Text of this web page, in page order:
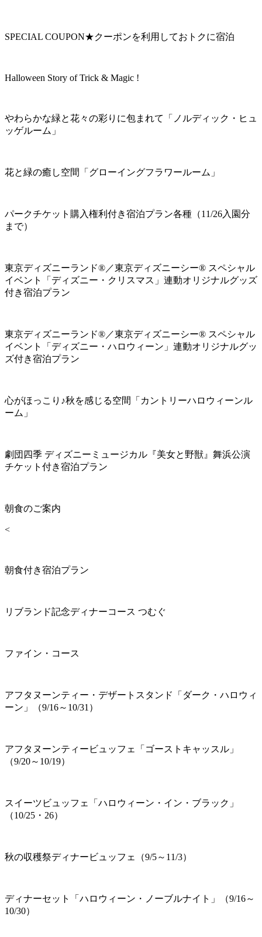
SPECIAL COUPON★クーポンを利用しておトクに宿泊
Halloween Story of Trick & Magic !
やわらかな緑と花々の彩りに包まれて「ノルディック・ヒュ
ッゲルーム」
花と緑の癒し空間「グローイングフラワールーム」
パークチケット購入権利付き宿泊プラン各種（11/26入園分
まで）
東京ディズニーランド®／東京ディズニーシー® スペシャル
イベント「ディズニー・クリスマス」連動オリジナルグッズ
付き宿泊プラン
東京ディズニーランド®／東京ディズニーシー® スペシャル
イベント「ディズニー・ハロウィーン」連動オリジナルグッ
ズ付き宿泊プラン
心がほっこり♪秋を感じる空間「カントリーハロウィーンル
ーム」
劇団四季 ディズニーミュージカル『美女と野獣』舞浜公演
チケット付き宿泊プラン
朝食のご案内
<
朝食付き宿泊プラン
リブランド記念ディナーコース つむぐ
ファイン・コース
アフタヌーンティー・デザートスタンド「ダーク・ハロウィ
ーン」（9/16～10/31）
アフタヌーンティービュッフェ「ゴーストキャッスル」
（9/20～10/19）
スイーツビュッフェ「ハロウィーン・イン・ブラック」
（10/25・26）
秋の収穫祭ディナービュッフェ（9/5～11/3）
ディナーセット「ハロウィーン・ノーブルナイト」（9/16～
10/30）